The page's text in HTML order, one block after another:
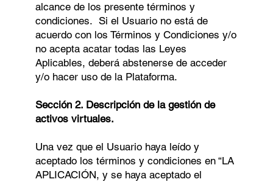
alcance de los presente términos y
condiciones. Si el Usuario no está de
acuerdo con los Términos y Condiciones y/o
no acepta acatar todas las Leyes
Aplicables, deberá abstenerse de acceder
y/o hacer uso de la Plataforma.
Sección 2. Descripción de la gestión de
activos virtuales.
Una vez que el Usuario haya leído y
aceptado los términos y condiciones en “LA
APLICACIÓN, y se haya aceptado el